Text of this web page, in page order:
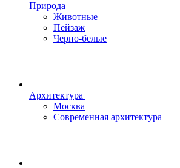
Природа
Животные
Пейзаж
Черно-белые
Архитектура
Москва
Современная архитектура